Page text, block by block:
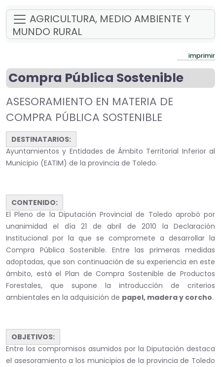
AGRICULTURA, MEDIO AMBIENTE Y
MUNDO RURAL
imprimir
Compra Pública Sostenible
ASESORAMIENTO EN MATERIA DE
COMPRA PÚBLICA SOSTENIBLE
DESTINATARIOS:
Ayuntamientos y Entidades de Ámbito Territorial Inferior al
Municipio (EATIM) de la provincia de Toledo.
CONTENIDO:
El Pleno de la Diputación Provincial de Toledo aprobó por
unanimidad el día 21 de abril de 2010 la Declaración
Institucional por la que se compromete a desarrollar la
Compra Pública Sostenible. Entre las primeras medidas
adoptadas, que son continuación de su experiencia en este
ámbito, está el Plan de Compra Sostenible de Productos
Forestales, que supone la introducción de criterios
ambientales en la adquisición de papel, madera y corcho.
OBJETIVOS:
Entre los compromisos asumidos por la Diputación destaca
el asesoramiento a los municipios de la provincia de Toledo